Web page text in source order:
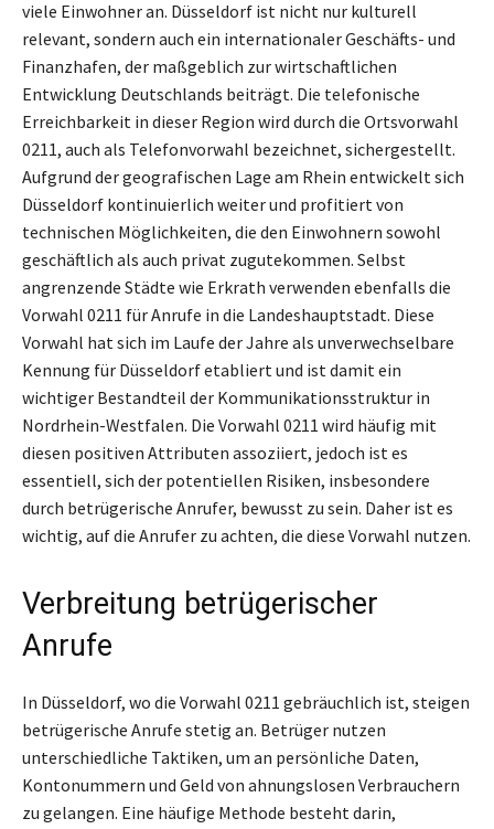
viele Einwohner an. Düsseldorf ist nicht nur kulturell
relevant, sondern auch ein internationaler Geschäfts- und
Finanzhafen, der maßgeblich zur wirtschaftlichen
Entwicklung Deutschlands beiträgt. Die telefonische
Erreichbarkeit in dieser Region wird durch die Ortsvorwahl
0211, auch als Telefonvorwahl bezeichnet, sichergestellt.
Aufgrund der geografischen Lage am Rhein entwickelt sich
Düsseldorf kontinuierlich weiter und profitiert von
technischen Möglichkeiten, die den Einwohnern sowohl
geschäftlich als auch privat zugutekommen. Selbst
angrenzende Städte wie Erkrath verwenden ebenfalls die
Vorwahl 0211 für Anrufe in die Landeshauptstadt. Diese
Vorwahl hat sich im Laufe der Jahre als unverwechselbare
Kennung für Düsseldorf etabliert und ist damit ein
wichtiger Bestandteil der Kommunikationsstruktur in
Nordrhein-Westfalen. Die Vorwahl 0211 wird häufig mit
diesen positiven Attributen assoziiert, jedoch ist es
essentiell, sich der potentiellen Risiken, insbesondere
durch betrügerische Anrufer, bewusst zu sein. Daher ist es
wichtig, auf die Anrufer zu achten, die diese Vorwahl nutzen.
Verbreitung betrügerischer
Anrufe
In Düsseldorf, wo die Vorwahl 0211 gebräuchlich ist, steigen
betrügerische Anrufe stetig an. Betrüger nutzen
unterschiedliche Taktiken, um an persönliche Daten,
Kontonummern und Geld von ahnungslosen Verbrauchern
zu gelangen. Eine häufige Methode besteht darin,